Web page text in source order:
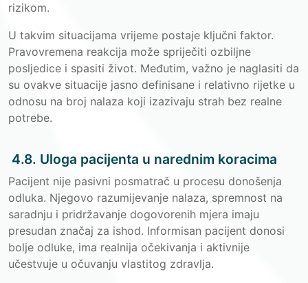
rizikom.
U takvim situacijama vrijeme postaje ključni faktor.
Pravovremena reakcija može spriječiti ozbiljne
posljedice i spasiti život. Međutim, važno je naglasiti da
su ovakve situacije jasno definisane i relativno rijetke u
odnosu na broj nalaza koji izazivaju strah bez realne
potrebe.
4.8. Uloga pacijenta u narednim koracima
Pacijent nije pasivni posmatrač u procesu donošenja
odluka. Njegovo razumijevanje nalaza, spremnost na
saradnju i pridržavanje dogovorenih mjera imaju
presudan značaj za ishod. Informisan pacijent donosi
bolje odluke, ima realnija očekivanja i aktivnije
učestvuje u očuvanju vlastitog zdravlja.